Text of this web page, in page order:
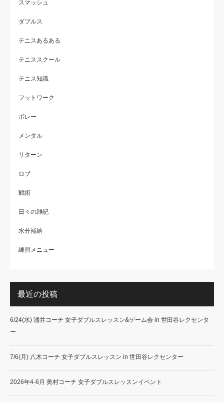
スマッシュ
ダブルス
テニスあるある
テニススクール
テニス知識
フットワーク
ボレー
メンタル
リターン
ロブ
戦術
日々の雑記
水分補給
練習メニュー
最近の投稿
6/24(水) 涌井コーチ 女子ダブルスレッスン&ゲーム会 in 世田谷レクセンタ
ー
7/6(月) 八木コーチ 女子ダブルスレッスン in 世田谷レクセンター
2026年4-6月 奥村コーチ 女子ダブルスレッスンイベント